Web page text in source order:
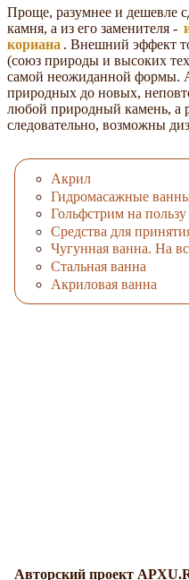
Проще, разумнее и дешевле
камня, а из его заменителя -
кориана . Внешний эффект
(союз природы и высоких
самой неожиданной формы.
природных до новых,
любой природный камень, а
следовательно, возможны
Акрил
Гидромасажные
Гольфстрим на пользу
Средства для
Чугунная ванна. На
Стальная ванна
Акриловая ванна
Авторский проект